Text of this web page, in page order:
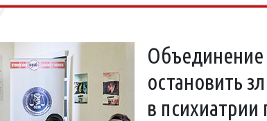
Объединение
остановить
в